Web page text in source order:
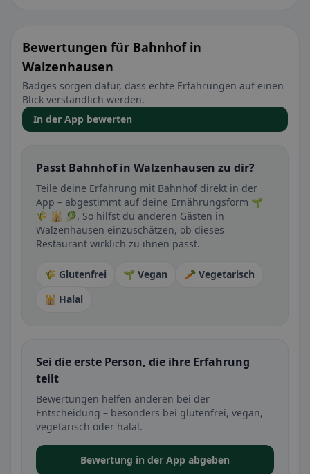
Bewertungen für Bahnhof in
Walzenhausen
Badges sorgen dafür, dass echte Erfahrungen auf einen
Blick verständlich werden.
In der App bewerten
Passt Bahnhof in Walzenhausen zu dir?
Teile deine Erfahrung mit Bahnhof direkt in der
App – abgestimmt auf deine Ernährungsform 🌱
🌾 🕌 🥬. So hilfst du anderen Gästen in
Walzenhausen einzuschätzen, ob dieses
Restaurant wirklich zu ihnen passt.
🌾 Glutenfrei 🌱 Vegan
🥕 Vegetarisch
🕌 Halal
Sei die erste Person, die ihre Erfahrung
teilt
Bewertungen helfen anderen bei der
Entscheidung – besonders bei glutenfrei, vegan,
vegetarisch oder halal.
Bewertung in der App abgeben